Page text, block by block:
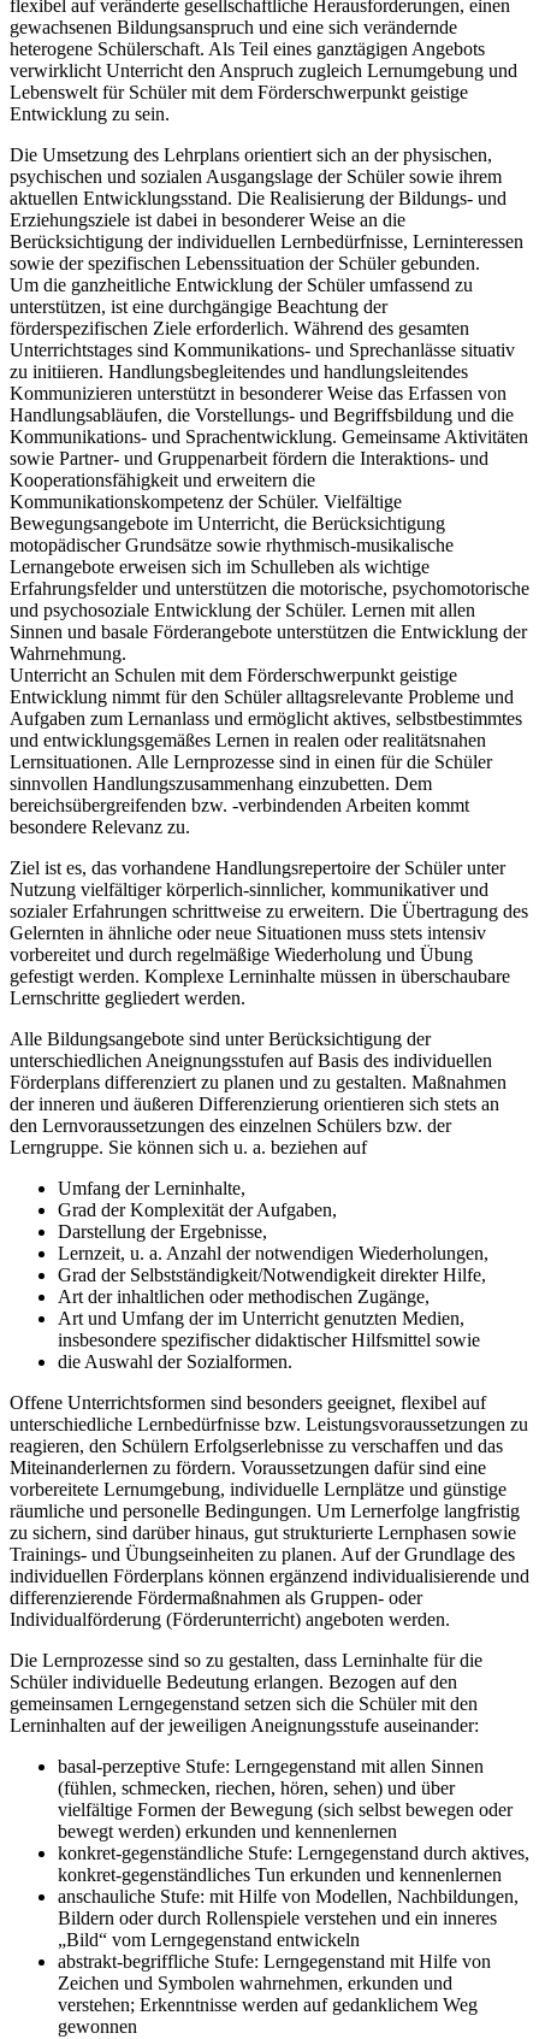
flexibel auf veränderte gesellschaftliche Herausforderungen, einen
gewachsenen Bildungsanspruch und eine sich verändernde
heterogene Schülerschaft. Als Teil eines ganztägigen Angebots
verwirklicht Unterricht den Anspruch zugleich Lernumgebung und
Lebenswelt für Schüler mit dem Förderschwerpunkt geistige
Entwicklung zu sein.
Die Umsetzung des Lehrplans orientiert sich an der physischen,
psychischen und sozialen Ausgangslage der Schüler sowie ihrem
aktuellen Entwicklungsstand. Die Realisierung der Bildungs- und
Erziehungsziele ist dabei in besonderer Weise an die
Berücksichtigung der individuellen Lernbedürfnisse, Lerninteressen
sowie der spezifischen Lebenssituation der Schüler gebunden.
Um die ganzheitliche Entwicklung der Schüler umfassend zu
unterstützen, ist eine durchgängige Beachtung der
förderspezifischen Ziele erforderlich. Während des gesamten
Unterrichtstages sind Kommunikations- und Sprechanlässe situativ
zu initiieren. Handlungsbegleitendes und handlungsleitendes
Kommunizieren unterstützt in besonderer Weise das Erfassen von
Handlungsabläufen, die Vorstellungs- und Begriffsbildung und die
Kommunikations- und Sprachentwicklung. Gemeinsame Aktivitäten
sowie Partner- und Gruppenarbeit fördern die Interaktions- und
Kooperationsfähigkeit und erweitern die
Kommunikationskompetenz der Schüler. Vielfältige
Bewegungsangebote im Unterricht, die Berücksichtigung
motopädischer Grundsätze sowie rhythmisch-musikalische
Lernangebote erweisen sich im Schulleben als wichtige
Erfahrungsfelder und unterstützen die motorische, psychomotorische
und psychosoziale Entwicklung der Schüler. Lernen mit allen
Sinnen und basale Förderangebote unterstützen die Entwicklung der
Wahrnehmung.
Unterricht an Schulen mit dem Förderschwerpunkt geistige
Entwicklung nimmt für den Schüler alltagsrelevante Probleme und
Aufgaben zum Lernanlass und ermöglicht aktives, selbstbestimmtes
und entwicklungsgemäßes Lernen in realen oder realitätsnahen
Lernsituationen. Alle Lernprozesse sind in einen für die Schüler
sinnvollen Handlungszusammenhang einzubetten. Dem
bereichsübergreifenden bzw. -verbindenden Arbeiten kommt
besondere Relevanz zu.
Ziel ist es, das vorhandene Handlungsrepertoire der Schüler unter
Nutzung vielfältiger körperlich-sinnlicher, kommunikativer und
sozialer Erfahrungen schrittweise zu erweitern. Die Übertragung des
Gelernten in ähnliche oder neue Situationen muss stets intensiv
vorbereitet und durch regelmäßige Wiederholung und Übung
gefestigt werden. Komplexe Lerninhalte müssen in überschaubare
Lernschritte gegliedert werden.
Alle Bildungsangebote sind unter Berücksichtigung der
unterschiedlichen Aneignungsstufen auf Basis des individuellen
Förderplans differenziert zu planen und zu gestalten. Maßnahmen
der inneren und äußeren Differenzierung orientieren sich stets an
den Lernvoraussetzungen des einzelnen Schülers bzw. der
Lerngruppe. Sie können sich u. a. beziehen auf
Umfang der Lerninhalte,
Grad der Komplexität der Aufgaben,
Darstellung der Ergebnisse,
Lernzeit, u. a. Anzahl der notwendigen Wiederholungen,
Grad der Selbstständigkeit/Notwendigkeit direkter Hilfe,
Art der inhaltlichen oder methodischen Zugänge,
Art und Umfang der im Unterricht genutzten Medien,
insbesondere spezifischer didaktischer Hilfsmittel sowie
die Auswahl der Sozialformen.
Offene Unterrichtsformen sind besonders geeignet, flexibel auf
unterschiedliche Lernbedürfnisse bzw. Leistungsvoraussetzungen zu
reagieren, den Schülern Erfolgserlebnisse zu verschaffen und das
Miteinanderlernen zu fördern. Voraussetzungen dafür sind eine
vorbereitete Lernumgebung, individuelle Lernplätze und günstige
räumliche und personelle Bedingungen. Um Lernerfolge langfristig
zu sichern, sind darüber hinaus, gut strukturierte Lernphasen sowie
Trainings- und Übungseinheiten zu planen. Auf der Grundlage des
individuellen Förderplans können ergänzend individualisierende und
differenzierende Fördermaßnahmen als Gruppen- oder
Individualförderung (Förderunterricht) angeboten werden.
Die Lernprozesse sind so zu gestalten, dass Lerninhalte für die
Schüler individuelle Bedeutung erlangen. Bezogen auf den
gemeinsamen Lerngegenstand setzen sich die Schüler mit den
Lerninhalten auf der jeweiligen Aneignungsstufe auseinander:
basal-perzeptive Stufe: Lerngegenstand mit allen Sinnen
(fühlen, schmecken, riechen, hören, sehen) und über
vielfältige Formen der Bewegung (sich selbst bewegen oder
bewegt werden) erkunden und kennenlernen
konkret-gegenständliche Stufe: Lerngegenstand durch aktives,
konkret-gegenständliches Tun erkunden und kennenlernen
anschauliche Stufe: mit Hilfe von Modellen, Nachbildungen,
Bildern oder durch Rollenspiele verstehen und ein inneres
„Bild“ vom Lerngegenstand entwickeln
abstrakt-begriffliche Stufe: Lerngegenstand mit Hilfe von
Zeichen und Symbolen wahrnehmen, erkunden und
verstehen; Erkenntnisse werden auf gedanklichem Weg
gewonnen